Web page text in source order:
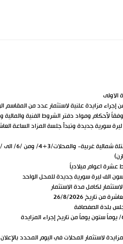
الاولى
وفقاً لأحكام ومواد دفتر الشروط الفنية
من تاريخ 26/8/2026
بلدة الصفصافة
لاستثمار المحلات في اليوم المحدد